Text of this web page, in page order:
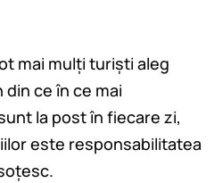
mai mulți turiști aleg
ce în ce mai
la post în fiecare zi,
este responsabilitatea